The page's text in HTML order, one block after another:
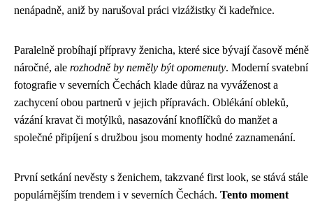
nenápadně, aniž by narušoval práci vizážistky či kadeřnice.
Paralelně probíhají přípravy ženicha, které sice bývají časově méně
náročné, ale rozhodně by neměly být opomenuty. Moderní svatební
fotografie v severních Čechách klade důraz na vyváženost a
zachycení obou partnerů v jejich přípravách. Oblékání obleků,
vázání kravat či motýlků, nasazování knoflíčků do manžet a
společné připíjení s družbou jsou momenty hodné zaznamenání.
První setkání nevěsty s ženichem, takzvané first look, se stává stále
populárnějším trendem i v severních Čechách. Tento moment